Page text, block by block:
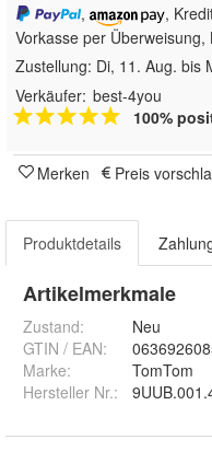
,
,
Vorkasse per
Zustellung: Di, 11. Aug. bis
Verkäufer: best-4you
100%
Merken Preis
Produktdetails
Artikelmerkmale
Zustand:
Neu
GTIN / EAN:
Marke:
TomTom
Hersteller Nr.: